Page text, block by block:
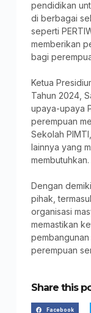
pendidikan
di berbagai
seperti
memberikan
bagi
Ketua
Tahun 2024,
upaya-upaya
perempuan
Sekolah
lainnya yang
membutuhkan.
Dengan
pihak,
organisasi
memastikan
perempuan
Share this
Facebook